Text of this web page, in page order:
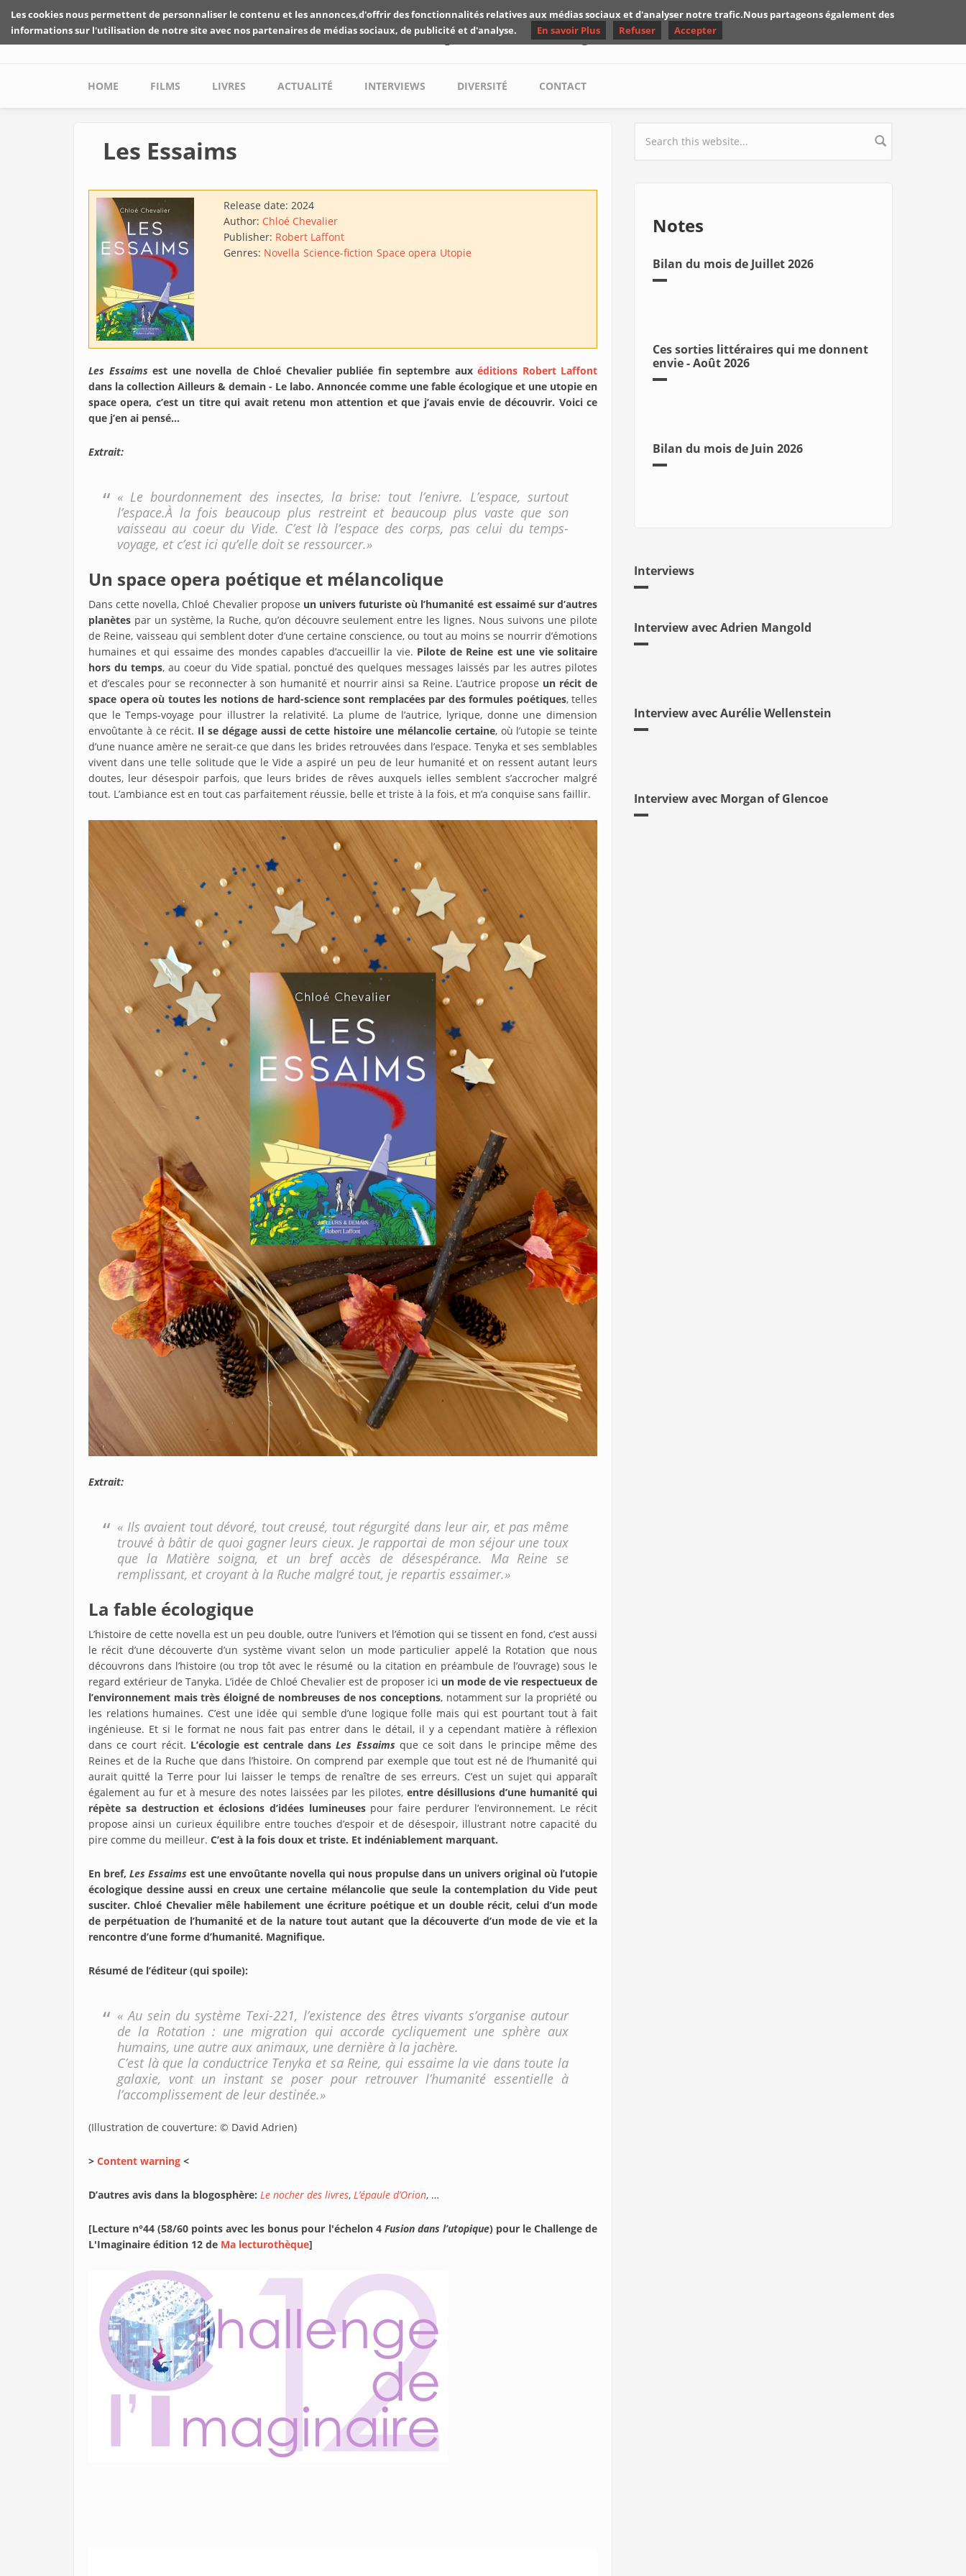
Skip to main content
Les critiques de Yuyine
Main menu
HOME FILMS LIVRES ACTUALITÉ INTERVIEWS DIVERSITÉ CONTACT
Les Essaims
Release date: 2024
Author: Chloé Chevalier
Publisher: Robert Laffont
Genres: Novella Science-fiction Space opera Utopie
Les Essaims est une novella de Chloé Chevalier publiée fin septembre aux éditions Robert Laffont
dans la collection Ailleurs & demain - Le labo. Annoncée comme une fable écologique et une utopie en
space opera, c’est un titre qui avait retenu mon attention et que j’avais envie de découvrir. Voici ce
que j’en ai pensé…
Extrait:
« Le bourdonnement des insectes, la brise: tout l’enivre. L’espace, surtout
l’espace.À la fois beaucoup plus restreint et beaucoup plus vaste que son
vaisseau au coeur du Vide. C’est là l’espace des corps, pas celui du temps-
voyage, et c’est ici qu’elle doit se ressourcer.»
Un space opera poétique et mélancolique
Dans cette novella, Chloé Chevalier propose un univers futuriste où l’humanité est essaimé sur d’autres
planètes par un système, la Ruche, qu’on découvre seulement entre les lignes. Nous suivons une pilote
de Reine, vaisseau qui semblent doter d’une certaine conscience, ou tout au moins se nourrir d’émotions
humaines et qui essaime des mondes capables d’accueillir la vie. Pilote de Reine est une vie solitaire
hors du temps, au coeur du Vide spatial, ponctué des quelques messages laissés par les autres pilotes
et d’escales pour se reconnecter à son humanité et nourrir ainsi sa Reine. L’autrice propose un récit de
space opera où toutes les notions de hard-science sont remplacées par des formules poétiques, telles
que le Temps-voyage pour illustrer la relativité. La plume de l’autrice, lyrique, donne une dimension
envoûtante à ce récit. Il se dégage aussi de cette histoire une mélancolie certaine, où l’utopie se teinte
d’une nuance amère ne serait-ce que dans les brides retrouvées dans l’espace. Tenyka et ses semblables
vivent dans une telle solitude que le Vide a aspiré un peu de leur humanité et on ressent autant leurs
doutes, leur désespoir parfois, que leurs brides de rêves auxquels ielles semblent s’accrocher malgré
tout. L’ambiance est en tout cas parfaitement réussie, belle et triste à la fois, et m’a conquise sans faillir.
Extrait:
« Ils avaient tout dévoré, tout creusé, tout régurgité dans leur air, et pas même
trouvé à bâtir de quoi gagner leurs cieux. Je rapportai de mon séjour une toux
que la Matière soigna, et un bref accès de désespérance. Ma Reine se
remplissant, et croyant à la Ruche malgré tout, je repartis essaimer.»
La fable écologique
L’histoire de cette novella est un peu double, outre l’univers et l’émotion qui se tissent en fond, c’est aussi
le récit d’une découverte d’un système vivant selon un mode particulier appelé la Rotation que nous
découvrons dans l’histoire (ou trop tôt avec le résumé ou la citation en préambule de l’ouvrage) sous le
regard extérieur de Tanyka. L’idée de Chloé Chevalier est de proposer ici un mode de vie respectueux de
l’environnement mais très éloigné de nombreuses de nos conceptions, notamment sur la propriété ou
les relations humaines. C’est une idée qui semble d’une logique folle mais qui est pourtant tout à fait
ingénieuse. Et si le format ne nous fait pas entrer dans le détail, il y a cependant matière à réflexion
dans ce court récit. L’écologie est centrale dansLes Essaims que ce soit dans le principe même des
Reines et de la Ruche que dans l’histoire. On comprend par exemple que tout est né de l’humanité qui
aurait quitté la Terre pour lui laisser le temps de renaître de ses erreurs. C’est un sujet qui apparaît
également au fur et à mesure des notes laissées par les pilotes,entre désillusions d’une humanité qui
répète sa destruction et éclosions d’idées lumineusespour faire perdurer l’environnement. Le récit
propose ainsi un curieux équilibre entre touches d’espoir et de désespoir, illustrant notre capacité du
pire comme du meilleur. C’est à la fois doux et triste. Et indéniablement marquant.
En bref,Les Essaims est une envoûtante novella qui nous propulse dans un univers original où l’utopie
écologique dessine aussi en creux une certaine mélancolie que seule la contemplation du Vide peut
susciter. Chloé Chevalier mêle habilement une écriture poétique et un double récit, celui d’un mode
de perpétuation de l’humanité et de la nature tout autant que la découverte d’un mode de vie et la
rencontre d’une forme d’humanité. Magnifique.
Résumé de l’éditeur (qui spoile):
« Au sein du système Texi-221, l’existence des êtres vivants s’organise autour
de la Rotation : une migration qui accorde cycliquement une sphère aux
humains, une autre aux animaux, une dernière à la jachère.
C’est là que la conductrice Tenyka et sa Reine, qui essaime la vie dans toute la
galaxie, vont un instant se poser pour retrouver l’humanité essentielle à
l’accomplissement de leur destinée.»
(Illustration de couverture: © David Adrien)
> Content warning <
D’autres avis dans la blogosphère: Le nocher des livres, L’épaule d’Orion, …
[Lecture n°44 (58/60 points avec les bonus pour l'échelon 4 Fusion dans l’utopique) pour le Challenge de
L'Imaginaire édition 12 de Ma lecturothèque]
Search form
Notes
Bilan du mois de Juillet 2026
Ces sorties littéraires qui me donnent
envie - Août 2026
Bilan du mois de Juin 2026
Interviews
Interview avec Adrien Mangold
Interview avec Aurélie Wellenstein
Interview avec Morgan of Glencoe
Les cookies nous permettent de personnaliser le contenu et les annonces,d'offrir des fonctionnalités relatives aux médias sociaux et d'analyser notre trafic.Nous partageons également des
informations sur l'utilisation de notre site avec nos partenaires de médias sociaux, de publicité et d'analyse.
En savoir Plus Refuser Accepter